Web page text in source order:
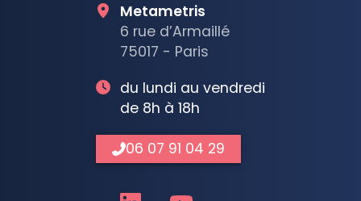
Metametris
6 rue d’Armaillé
75017 - Paris
du lundi au vendredi
de 8h à 18h
06 07 91 04 29